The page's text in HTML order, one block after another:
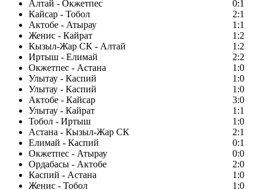
Алтай - Окжетпес
0:1
Кайсар - Тобол
2:1
Актобе - Атырау
1:1
Женис - Кайрат
1:2
Кызыл-Жар СК - Алтай
1:2
Иртыш - Елимай
2:2
Окжетпес - Астана
1:0
Улытау - Каспий
1:0
Улытау - Каспий
1:0
Актобе - Кайсар
3:0
Улытау - Кайрат
1:1
Тобол - Иртыш
1:0
Астана - Кызыл-Жар СК
2:1
Елимай - Каспий
0:1
Окжетпес - Атырау
0:0
Ордабасы - Актобе
2:0
Каспий - Астана
1:0
Женис - Тобол
1:0